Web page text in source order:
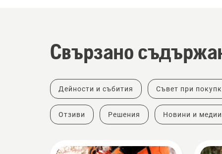
Свързано
Дейности и събития Съвет при
Отзиви Решения Новини и медии